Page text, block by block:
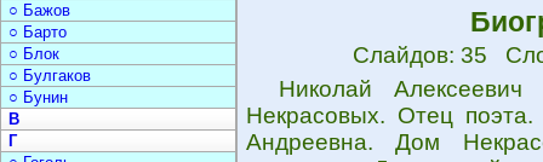
Слайдов: 35
Николай
Некрасовых. Отец
Андреевна. Дом
○ Бажов
○ Барто
○ Блок
○ Булгаков
○ Бунин
В
Г